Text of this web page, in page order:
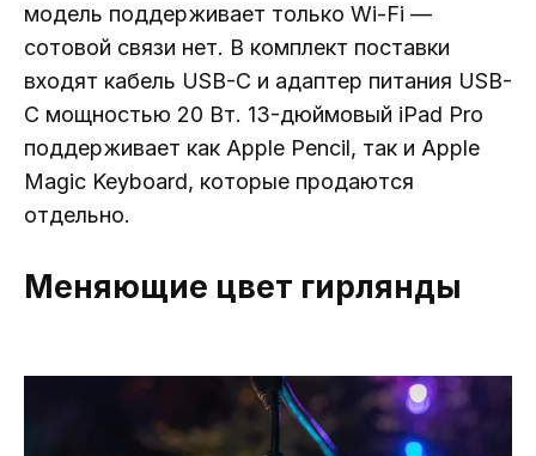
модель поддерживает только Wi-Fi —
сотовой связи нет. В комплект поставки
входят кабель USB-C и адаптер питания USB-
C мощностью 20 Вт. 13-дюймовый iPad Pro
поддерживает как Apple Pencil, так и Apple
Magic Keyboard, которые продаются
отдельно.
Меняющие цвет гирлянды